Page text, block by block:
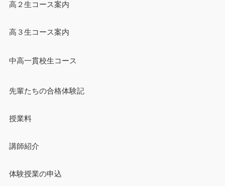
高２生コース案内
高３生コース案内
中高一貫校生コース
先輩たちの合格体験記
授業料
講師紹介
体験授業の申込